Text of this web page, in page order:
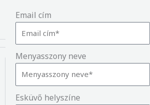
Email cím
Menyasszony neve
Esküvő helyszíne